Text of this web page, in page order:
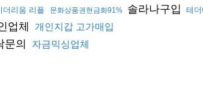
더리움 리플 문화상품권현금화91% 솔라나구입 테더
업체 개인지갑 고가매입
문의 자금믹싱업체